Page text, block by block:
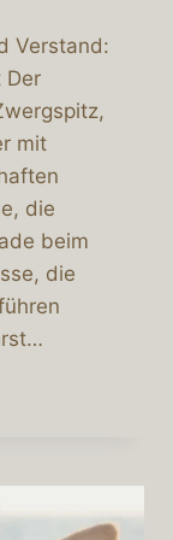
Verstand:
Der
mit
die
beim
die